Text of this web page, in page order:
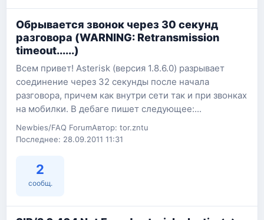
Обрывается звонок через 30 секунд
разговора (WARNING: Retransmission
timeout......)
Всем привет! Asterisk (версия 1.8.6.0) разрывает
соединение через 32 секунды после начала
разговора, причем как внутри сети так и при звонках
на мобилки. В дебаге пишет следующее:...
Newbies/FAQ ForumАвтор: tor.zntu
Последнее: 28.09.2011 11:31
2
сообщ.